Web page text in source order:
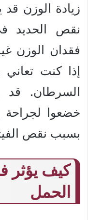
زيادة الوزن قد
نقص الحديد
فقدان الوزن
إذا كنت
السرطان. قد
خضعوا لجراحة
بسبب نقص
كيف يؤثر
الحمل